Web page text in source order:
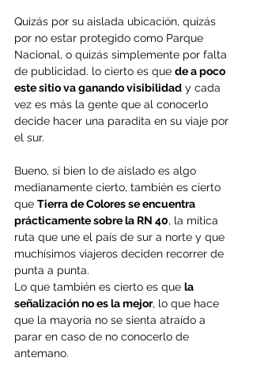
Quizás por su aislada ubicación, quizás
por no estar protegido como Parque
Nacional, o quizás simplemente por falta
de publicidad. lo cierto es que de a poco
este sitio va ganando visibilidad y cada
vez es más la gente que al conocerlo
decide hacer una paradita en su viaje por
el sur.
Bueno, si bien lo de aislado es algo
medianamente cierto, también es cierto
que Tierra de Colores se encuentra
prácticamente sobre la RN 40, la mítica
ruta que une el país de sur a norte y que
muchísimos viajeros deciden recorrer de
punta a punta.
Lo que también es cierto es que la
señalización no es la mejor, lo que hace
que la mayoría no se sienta atraído a
parar en caso de no conocerlo de
antemano.